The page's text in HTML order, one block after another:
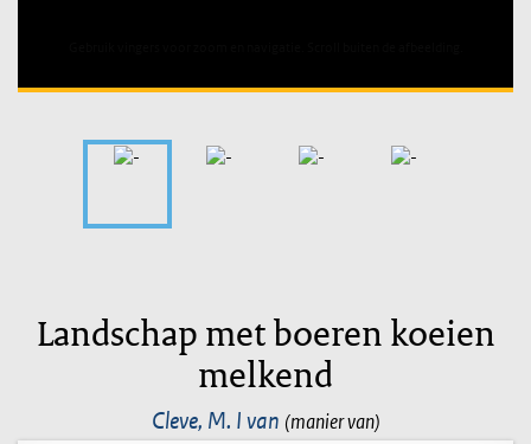
Landschap met boeren koeien
melkend
Cleve, M. I van (manier van)